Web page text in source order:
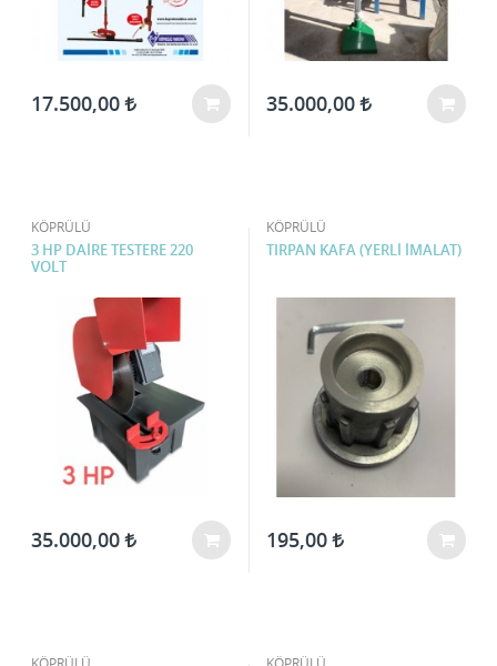
17.500,00 35.000,00
KÖPRÜLÜ
3 HP DAİRE TESTERE 220
VOLT
35.000,00
KÖPRÜLÜ
TIRPAN KAFA (YERLİ İMALAT)
195,00